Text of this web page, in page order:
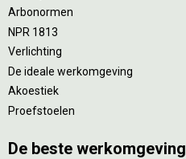
Arbonormen
NPR 1813
Verlichting
De ideale werkomgeving
Akoestiek
Proefstoelen
De beste werkomgeving